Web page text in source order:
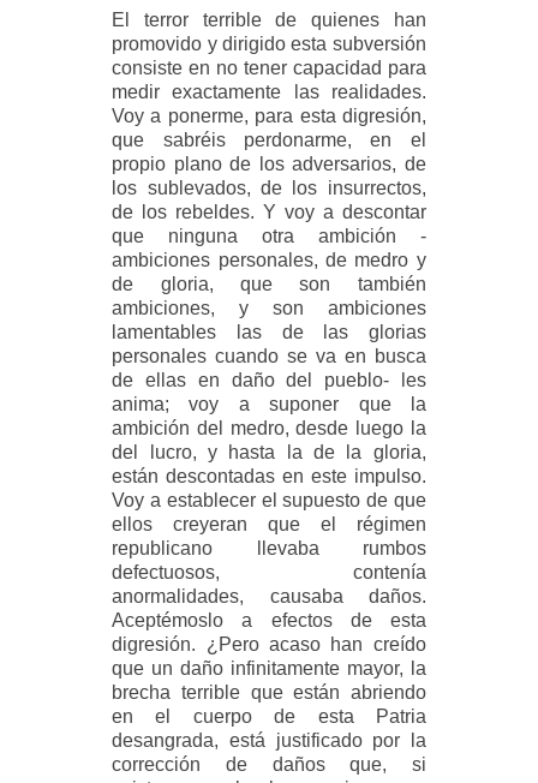
El terror terrible de quienes han
promovido y dirigido esta subversión
consiste en no tener capacidad para
medir exactamente las realidades.
Voy a ponerme, para esta digresión,
que sabréis perdonarme, en el
propio plano de los adversarios, de
los sublevados, de los insurrectos,
de los rebeldes. Y voy a descontar
que ninguna otra ambición -
ambiciones personales, de medro y
de gloria, que son también
ambiciones, y son ambiciones
lamentables las de las glorias
personales cuando se va en busca
de ellas en daño del pueblo- les
anima; voy a suponer que la
ambición del medro, desde luego la
del lucro, y hasta la de la gloria,
están descontadas en este impulso.
Voy a establecer el supuesto de que
ellos creyeran que el régimen
republicano llevaba rumbos
defectuosos, contenía
anormalidades, causaba daños.
Aceptémoslo a efectos de esta
digresión. ¿Pero acaso han creído
que un daño infinitamente mayor, la
brecha terrible que están abriendo
en el cuerpo de esta Patria
desangrada, está justificado por la
corrección de daños que, si